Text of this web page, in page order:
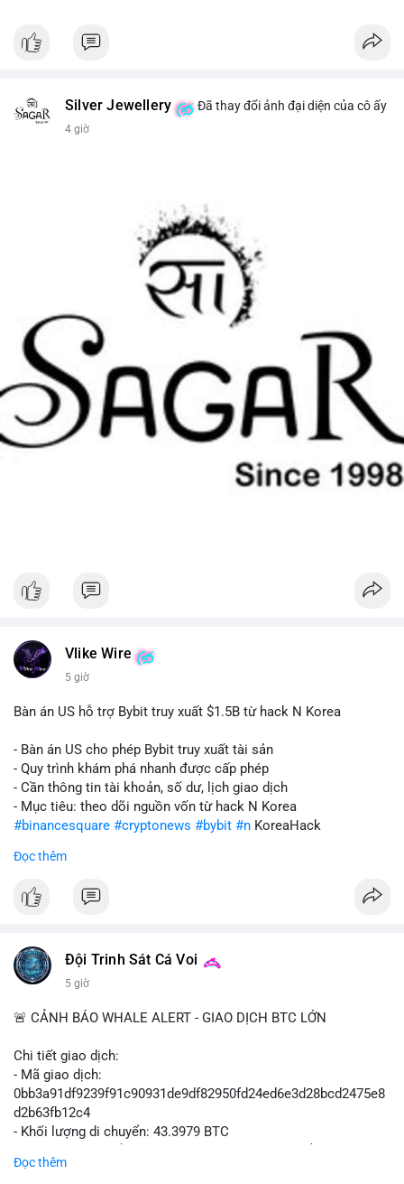
Silver Jewellery Đã thay đổi ảnh đại diện của cô ấy
4 giờ
Vlike Wire
5 giờ
Bàn án US hỗ trợ Bybit truy xuất $1.5B từ hack N Korea
- Bàn án US cho phép Bybit truy xuất tài sản
- Quy trình khám phá nhanh được cấp phép
- Cần thông tin tài khoản, số dư, lịch giao dịch
- Mục tiêu: theo dõi nguồn vốn từ hack N Korea
#binancesquare #cryptonews #bybit #n KoreaHack
$btc $eth
#vlikevn #titanbot
Đọc thêm
Đội Trinh Sát Cá Voi
5 giờ
🚨 CẢNH BÁO WHALE ALERT - GIAO DỊCH BTC LỚN
Chi tiết giao dịch:
- Mã giao dịch:
0bb3a91df9239f91c90931de9df82950fd24ed6e3d28bcd2475e8
d2b63fb12c4
- Khối lượng di chuyển: 43.3979 BTC
USD)
Đọc thêm